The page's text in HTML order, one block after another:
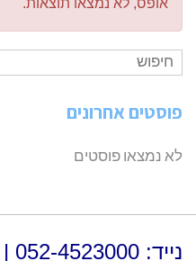
אופס, לא נמצאו תוצאות.
פוסטים אחרונים
לא נמצאו פוסטים